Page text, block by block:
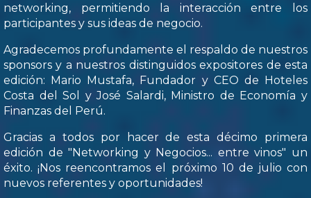
networking, permitiendo la interacción entre los
participantes y sus ideas de negocio.
Agradecemos profundamente el respaldo de nuestros
sponsors y a nuestros distinguidos expositores de esta
edición: Mario Mustafa, Fundador y CEO de Hoteles
Costa del Sol y José Salardi, Ministro de Economía y
Finanzas del Perú.
Gracias a todos por hacer de esta décimo primera
edición de "Networking y Negocios... entre vinos" un
éxito. ¡Nos reencontramos el próximo 10 de julio con
nuevos referentes y oportunidades!